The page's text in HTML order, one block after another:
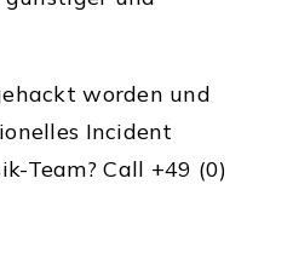
worden und
Incident
Team? Call +49 (0)